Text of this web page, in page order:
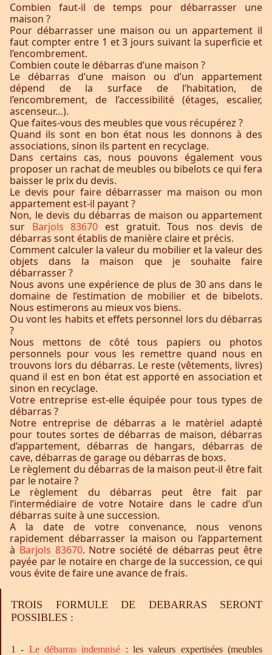
Combien faut-il de temps pour débarrasser une
maison ?
Pour débarrasser une maison ou un appartement il
faut compter entre 1 et 3 jours suivant la superficie et
l’encombrement.
Combien coute le débarras d’une maison ?
Le débarras d’une maison ou d’un appartement
dépend de la surface de l’habitation, de
l’encombrement, de l’accessibilité (étages, escalier,
ascenseur…).
Que faites-vous des meubles que vous récupérez ?
Quand ils sont en bon état nous les donnons à des
associations, sinon ils partent en recyclage.
Dans certains cas, nous pouvons également vous
proposer un rachat de meubles ou bibelots ce qui fera
baisser le prix du devis.
Le devis pour faire débarrasser ma maison ou mon
appartement est-il payant ?
Non, le devis du débarras de maison ou appartement
sur Barjols 83670 est gratuit. Tous nos devis de
débarras sont établis de manière claire et précis.
Comment calculer la valeur du mobilier et la valeur des
objets dans la maison que je souhaite faire
débarrasser ?
Nous avons une expérience de plus de 30 ans dans le
domaine de l’estimation de mobilier et de bibelots.
Nous estimerons au mieux vos biens.
Ou vont les habits et effets personnel lors du débarras
?
Nous mettons de côté tous papiers ou photos
personnels pour vous les remettre quand nous en
trouvons lors du débarras. Le reste (vêtements, livres)
quand il est en bon état est apporté en association et
sinon en recyclage.
Votre entreprise est-elle équipée pour tous types de
débarras ?
Notre entreprise de débarras a le matèriel adapté
pour toutes sortes de débarras de maison, débarras
d’appartement, débarras de hangars, débarras de
cave, débarras de garage ou débarras de boxs.
Le règlement du débarras de la maison peut-il être fait
par le notaire ?
Le règlement du débarras peut être fait par
l’intermédiaire de votre Notaire dans le cadre d’un
débarras suite à une succession.
A la date de votre convenance, nous venons
rapidement débarrasser la maison ou l’appartement
à Barjols 83670. Notre société de débarras peut être
payée par le notaire en charge de la succession, ce qui
vous évite de faire une avance de frais.
TROIS FORMULE DE DEBARRAS SERONT
POSSIBLES :
1 - Ledébarras indemnisé : les valeurs expertisées (meubles